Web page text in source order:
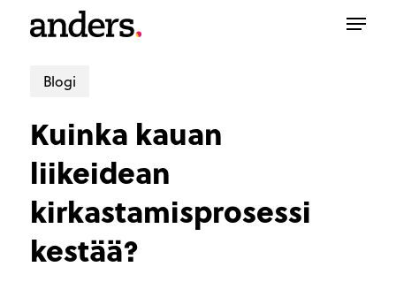
Menu
Blogi
Kuinka kauan
liikeidean
kirkastamisprosessi
kestää?